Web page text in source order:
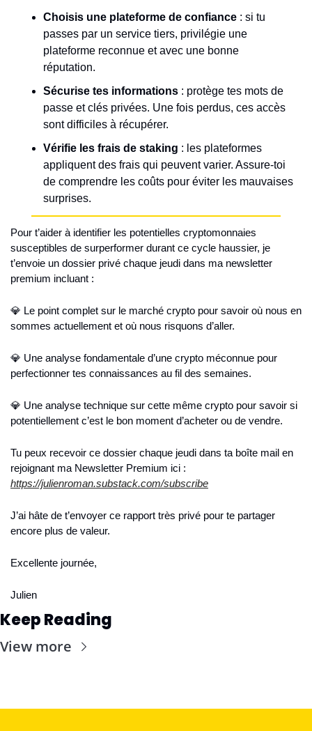
Choisis une plateforme de confiance : si tu
passes par un service tiers, privilégie une
plateforme reconnue et avec une bonne
réputation.
Sécurise tes informations : protège tes mots de
passe et clés privées. Une fois perdus, ces accès
sont difficiles à récupérer.
Vérifie les frais de staking : les plateformes
appliquent des frais qui peuvent varier. Assure-toi
de comprendre les coûts pour éviter les mauvaises
surprises.
Pour t’aider à identifier les potentielles cryptomonnaies
susceptibles de surperformer durant ce cycle haussier, je
t’envoie un dossier privé chaque jeudi dans ma newsletter
premium incluant :
💎 Le point complet sur le marché crypto pour savoir où nous en
sommes actuellement et où nous risquons d’aller.
💎 Une analyse fondamentale d’une crypto méconnue pour
perfectionner tes connaissances au fil des semaines.
💎 Une analyse technique sur cette même crypto pour savoir si
potentiellement c’est le bon moment d’acheter ou de vendre.
Tu peux recevoir ce dossier chaque jeudi dans ta boîte mail en
https://julienroman.substack.com/subscribe
J’ai hâte de t’envoyer ce rapport très privé pour te partager
encore plus de valeur.
Excellente journée,
Julien
Keep Reading
View more